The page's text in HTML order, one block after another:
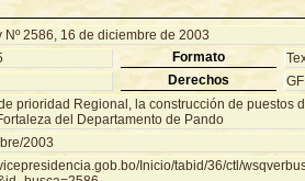
Nº 2586, 16 de diciembre de 2003
Formato
Derechos
prioridad Regional, la construcción de puestos
del Departamento de Pando
2003
Inicio/tabid/36/ctl/